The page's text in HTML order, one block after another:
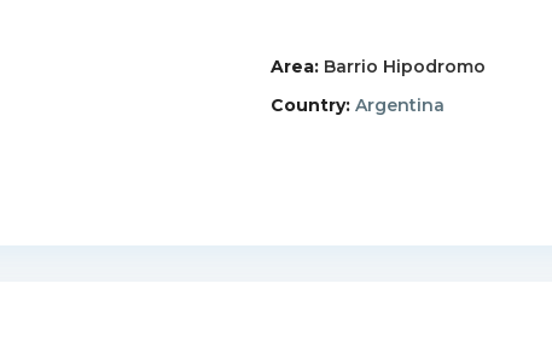
Area: Barrio Hipodromo
Country: Argentina